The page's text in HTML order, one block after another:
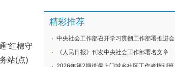
“红棉守
站(点)
精彩推荐
中央社会工作部召开学习贯彻工作部署推进会
《人民日报》刊发中央社会工作部署名文章